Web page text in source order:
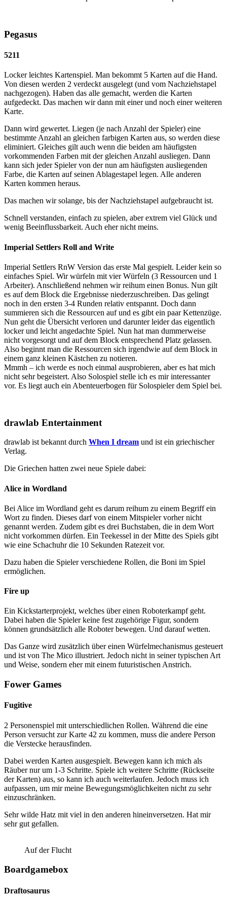
Pegasus
5211
Locker leichtes Kartenspiel. Man bekommt 5 Karten auf die Hand.
Von diesen werden 2 verdeckt ausgelegt (und vom Nachziehstapel
nachgezogen). Haben das alle gemacht, werden die Karten
aufgedeckt. Das machen wir dann mit einer und noch einer weiteren
Karte.
Dann wird gewertet. Liegen (je nach Anzahl der Spieler) eine
bestimmte Anzahl an gleichen farbigen Karten aus, so werden diese
eliminiert. Gleiches gilt auch wenn die beiden am häufigsten
vorkommenden Farben mit der gleichen Anzahl ausliegen. Dann
kann sich jeder Spieler von der nun am häufigsten ausliegenden
Farbe, die Karten auf seinen Ablagestapel legen. Alle anderen
Karten kommen heraus.
Das machen wir solange, bis der Nachziehstapel aufgebraucht ist.
Schnell verstanden, einfach zu spielen, aber extrem viel Glück und
wenig Beeinflussbarkeit. Auch eher nicht meins.
Imperial Settlers Roll and Write
Imperial Settlers RnW Version das erste Mal gespielt. Leider kein so
einfaches Spiel. Wir würfeln mit vier Würfeln (3 Ressourcen und 1
Arbeiter). Anschließend nehmen wir reihum einen Bonus. Nun gilt
es auf dem Block die Ergebnisse niederzuschreiben. Das gelingt
noch in den ersten 3-4 Runden relativ entspannt. Doch dann
summieren sich die Ressourcen auf und es gibt ein paar Kettenzüge.
Nun geht die Übersicht verloren und darunter leider das eigentlich
locker und leicht angedachte Spiel. Nun hat man dummerweise
nicht vorgesorgt und auf dem Block entsprechend Platz gelassen.
Also beginnt man die Ressourcen sich irgendwie auf dem Block in
einem ganz kleinen Kästchen zu notieren.
Mmmh – ich werde es noch einmal ausprobieren, aber es hat mich
nicht sehr begeistert. Also Solospiel stelle ich es mir interessanter
vor. Es liegt auch ein Abenteuerbogen für Solospieler dem Spiel bei.
drawlab Entertainment
drawlab ist bekannt durch When I dream und ist ein griechischer
Verlag.
Die Griechen hatten zwei neue Spiele dabei:
Alice in Wordland
Bei Alice im Wordland geht es darum reihum zu einem Begriff ein
Wort zu finden. Dieses darf von einem Mitspieler vorher nicht
genannt werden. Zudem gibt es drei Buchstaben, die in dem Wort
nicht vorkommen dürfen. Ein Teekessel in der Mitte des Spiels gibt
wie eine Schachuhr die 10 Sekunden Ratezeit vor.
Dazu haben die Spieler verschiedene Rollen, die Boni im Spiel
ermöglichen.
Fire up
Ein Kickstarterprojekt, welches über einen Roboterkampf geht.
Dabei haben die Spieler keine fest zugehörige Figur, sondern
können grundsätzlich alle Roboter bewegen. Und darauf wetten.
Das Ganze wird zusätzlich über einen Würfelmechanismus gesteuert
und ist von The Mico illustriert. Jedoch nicht in seiner typischen Art
und Weise, sondern eher mit einem futuristischen Anstrich.
Fower Games
Fugitive
2 Personenspiel mit unterschiedlichen Rollen. Während die eine
Person versucht zur Karte 42 zu kommen, muss die andere Person
die Verstecke herausfinden.
Dabei werden Karten ausgespielt. Bewegen kann ich mich als
Räuber nur um 1-3 Schritte. Spiele ich weitere Schritte (Rückseite
der Karten) aus, so kann ich auch weiterlaufen. Jedoch muss ich
aufpassen, um mir meine Bewegungsmöglichkeiten nicht zu sehr
einzuschränken.
Sehr wilde Hatz mit viel in den anderen hineinversetzen. Hat mir
sehr gut gefallen.
Auf der Flucht
Boardgamebox
Draftosaurus